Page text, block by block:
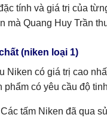
tính và giá trị của
mà Quang Huy Trần
(niken loại 1)
Niken có giá trị cao
phẩm có yêu cầu độ
Các tấm Niken đã qua